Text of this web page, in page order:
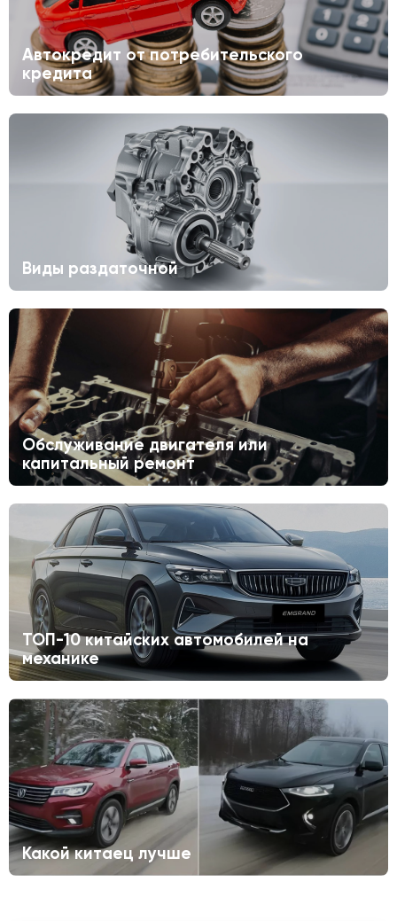
Автокредит от потребительского
кредита
Виды раздаточной
Обслуживание двигателя или
капитальный ремонт
ТОП-10 китайских автомобилей на
механике
Какой китаец лучше